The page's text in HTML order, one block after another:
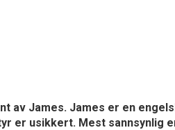
av James. James er en
er usikkert. Mest sannsynlig